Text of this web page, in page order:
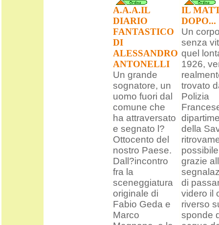
A.A.A.IL
DIARIO
FANTASTICO
DI
ALESSANDRO
ANTONELLI
Un grande
sognatore, un
uomo fuori dal
comune che
ha attraversato
e segnato l?
Ottocento del
nostro Paese.
Dall?incontro
fra la
sceneggiatura
originale di
Fabio Geda e
Marco
IL
DOPO...
Un
senza
quel
1926,
trovato
Polizia
della
possibile
grazie
di
videro il
riverso
sponde